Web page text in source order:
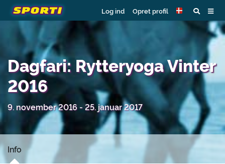
Log ind Opret profil
Dagfari: Rytteryoga Vinter
2016
9. november 2016 - 25. januar 2017
Info